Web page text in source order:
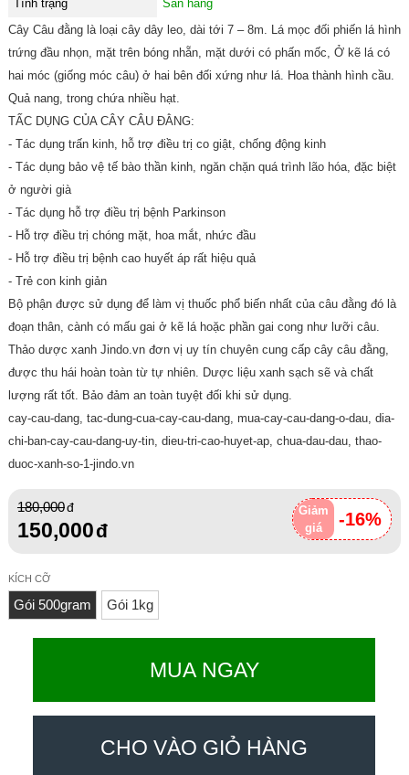
Tình trạng
Sẵn hàng
Cây Câu đằng là loại cây dây leo, dài tới 7 – 8m. Lá mọc đối phiến lá hình
trứng đầu nhọn, mặt trên bóng nhẵn, mặt dưới có phấn mốc, Ở kẽ lá có
hai móc (giống móc câu) ở hai bên đối xứng như lá. Hoa thành hình cầu.
Quả nang, trong chứa nhiều hạt.
TẤC DỤNG CỦA CÂY CÂU ĐẰNG:
- Tác dụng trấn kinh, hỗ trợ điều trị co giật, chống động kinh
- Tác dụng bảo vệ tế bào thần kinh, ngăn chặn quá trình lão hóa, đặc biệt
ở người già
- Tác dụng hỗ trợ điều trị bệnh Parkinson
- Hỗ trợ điều trị chóng mặt, hoa mắt, nhức đầu
- Hỗ trợ điều trị bệnh cao huyết áp rất hiệu quả
- Trẻ con kinh giản
Bộ phận được sử dụng để làm vị thuốc phổ biến nhất của câu đằng đó là
đoạn thân, cành có mấu gai ở kẽ lá hoặc phần gai cong như lưỡi câu.
Thảo dược xanh Jindo.vn đơn vị uy tín chuyên cung cấp cây câu đằng,
được thu hái hoàn toàn từ tự nhiên. Dược liệu xanh sạch sẽ và chất
lượng rất tốt. Bảo đảm an toàn tuyệt đối khi sử dụng.
cay-cau-dang, tac-dung-cua-cay-cau-dang, mua-cay-cau-dang-o-dau, dia-
chi-ban-cay-cau-dang-uy-tin, dieu-tri-cao-huyet-ap, chua-dau-dau, thao-
duoc-xanh-so-1-jindo.vn
Giảm
giá
-16%
180,000
150,000
KÍCH CỠ
Gói 500gram Gói 1kg
MUA NGAY
CHO VÀO GIỎ HÀNG